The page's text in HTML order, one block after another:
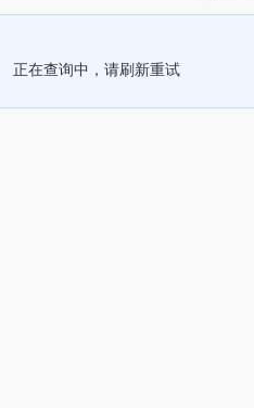
正在查询中，请刷新重试